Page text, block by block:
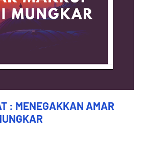
: MENEGAKKAN AMAR